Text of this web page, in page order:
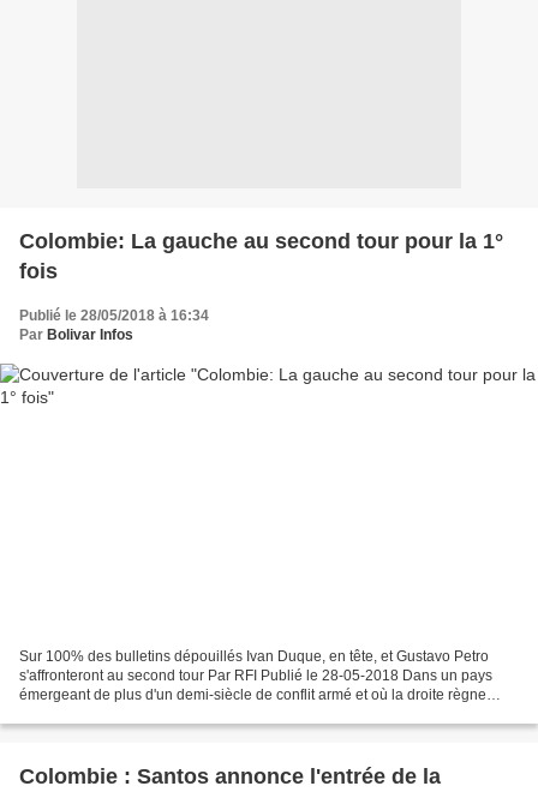
Colombie: La gauche au second tour pour la 1°
fois
Publié le 28/05/2018 à 16:34
Par Bolivar Infos
Sur 100% des bulletins dépouillés Ivan Duque, en tête, et Gustavo Petro
s'affronteront au second tour Par RFI Publié le 28-05-2018 Dans un pays
émergeant de plus d'un demi-siècle de conflit armé et où la droite règne
Colombie : Santos annonce l'entrée de la